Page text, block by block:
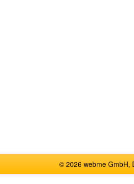
© 2026 webme GmbH,